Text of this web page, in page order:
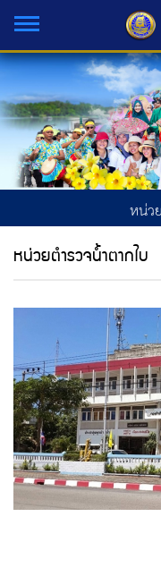
หน่ว
หน่วยตำรวจน้ำตากใบ